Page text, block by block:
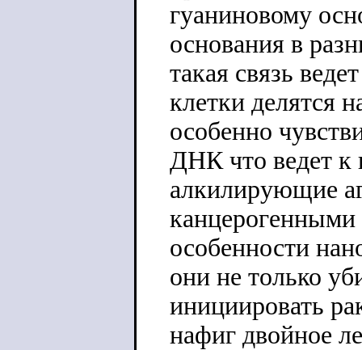
гуаниновому
основания в
такая связь
клетки делятся
особенно
ДНК что ведет к
алкилирующие
особенности
они не только
инициировать
нафиг двойное